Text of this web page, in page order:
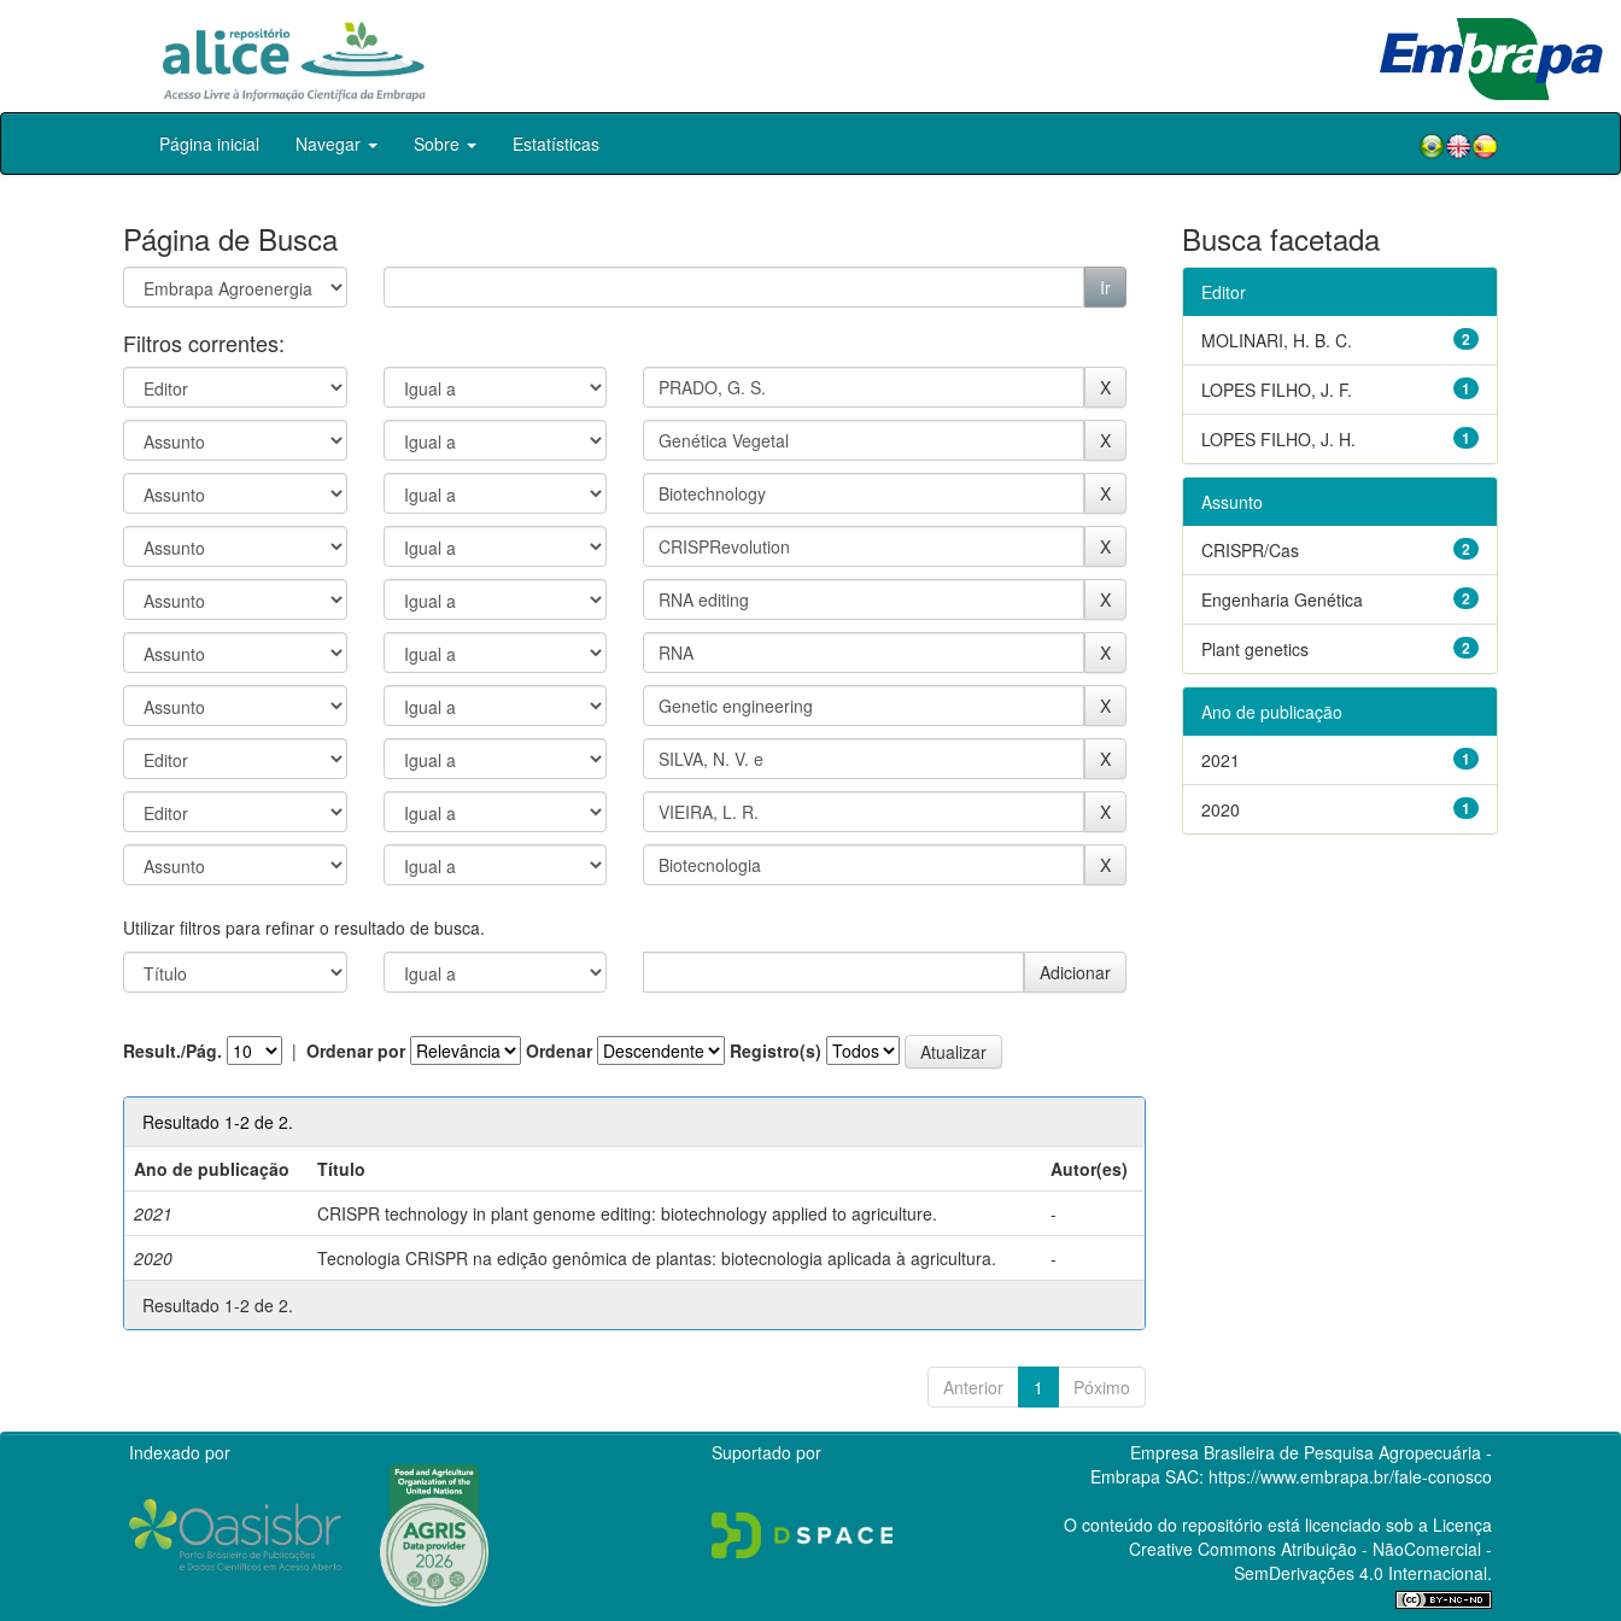
Skip
Página inicial Navegar Sobre Estatísticas
Página de Busca
Filtros correntes:
Utilizar filtros para refinar o resultado de busca.
Result./Pág. | Ordenar por Ordenar Registro(s)
Resultado 1-2 de 2.
Ano de publicação
Título
Autor(es)
2021
CRISPR technology in plant genome editing: biotechnology applied to agriculture.
-
2020
Tecnologia CRISPR na edição genômica de plantas: biotecnologia aplicada à agricultura.
-
Resultado 1-2 de 2.
Anterior 1 Póximo
Busca facetada
Editor
2
MOLINARI, H. B. C.
1
LOPES FILHO, J. F.
1
LOPES FILHO, J. H.
Assunto
2
CRISPR/Cas
2
Engenharia Genética
2
Plant genetics
Ano de publicação
1
2021
1
2020
Indexado por Suportado por
Empresa Brasileira de Pesquisa Agropecuária -
Embrapa SAC: https://www.embrapa.br/fale-conosco
O conteúdo do repositório está licenciado sob a Licença
Creative CommonsAtribuição - NãoComercial -
SemDerivações 4.0 Internacional.